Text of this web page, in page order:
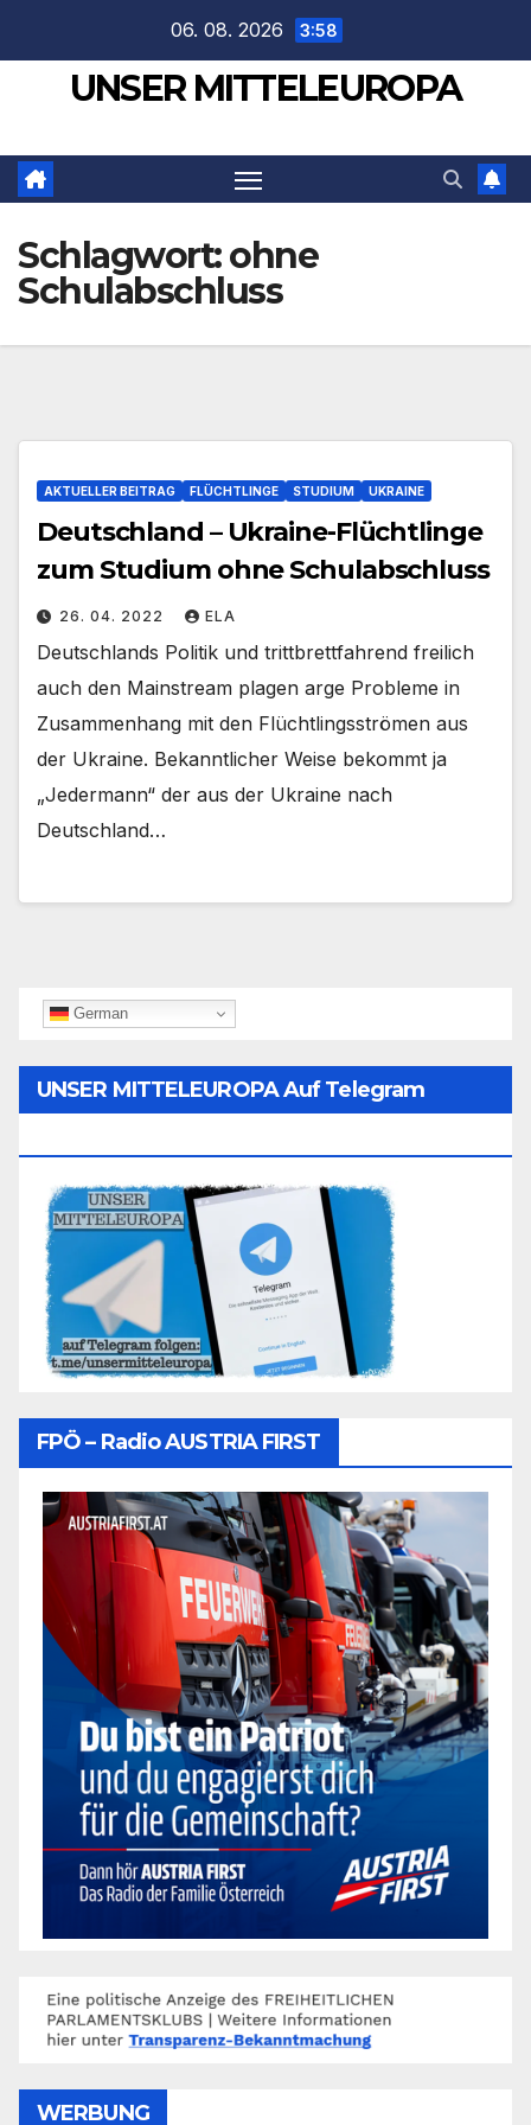
springen
06. 08. 2026 3:58
UNSER MITTELEUROPA
Schlagwort:ohne
Schulabschluss
AKTUELLER BEITRAG FLÜCHTLINGE STUDIUM UKRAINE
Deutschland – Ukraine-Flüchtlinge
zum Studium ohne Schulabschluss
26. 04. 2022 ELA
Deutschlands Politik und trittbrettfahrend freilich
auch den Mainstream plagen arge Probleme in
Zusammenhang mit den Flüchtlingsströmen aus
der Ukraine. Bekanntlicher Weise bekommt ja
„Jedermann“ der aus der Ukraine nach
Deutschland…
German
UNSER MITTELEUROPA Auf Telegram
FPÖ – Radio AUSTRIA FIRST
WERBUNG